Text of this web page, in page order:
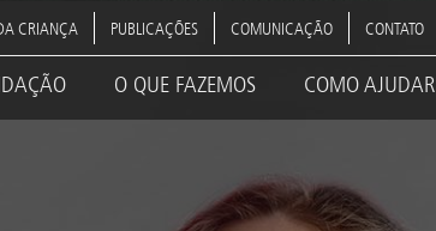
CRIANÇA PUBLICAÇÕES COMUNICAÇÃO CONTATO
O QUE FAZEMOS COMO AJUDAR